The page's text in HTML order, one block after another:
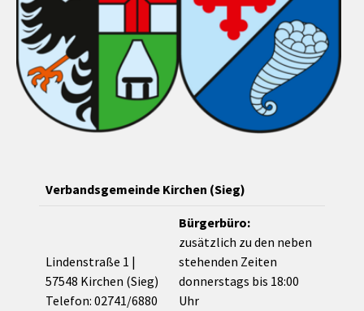
Verbandsgemeinde Kirchen (Sieg)
Lindenstraße 1 |
57548 Kirchen (Sieg)
Telefon: 02741/6880
Bürgerbüro:
zusätzlich zu den neben
stehenden Zeiten
donnerstags bis 18:00
Uhr